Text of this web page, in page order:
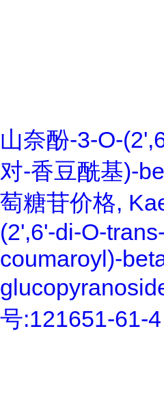
山奈酚-3-O-
对-香豆酰基)-
萄糖苷价格,
(2',6'-di-O-
coumaroyl)-
号:121651-61-4